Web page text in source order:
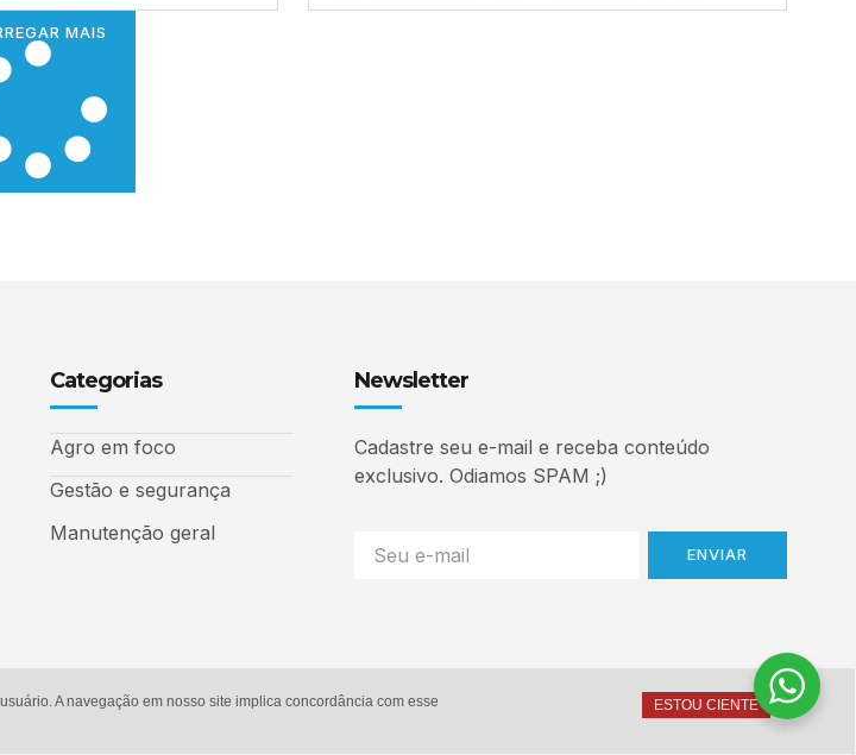
MAIS
Categorias
Agro em foco
Gestão e segurança
Manutenção geral
Newsletter
Cadastre seu e-mail e receba conteúdo
exclusivo. Odiamos SPAM ;)
ENVIAR
Serviços Contato
A navegação em nosso site implica concordância com esse
ESTOU CIENTE